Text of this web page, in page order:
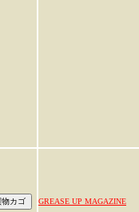
GREASE UP MAGAZINE